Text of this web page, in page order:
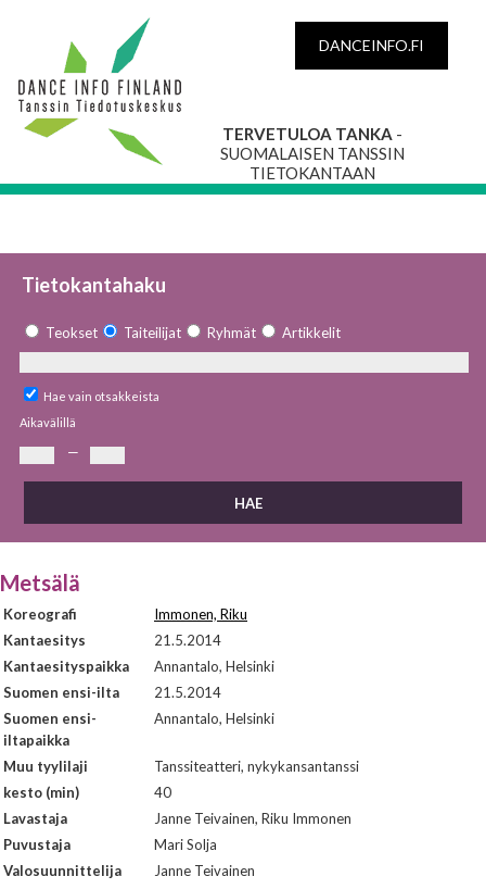
DANCEINFO.FI
TERVETULOA TANKA -
SUOMALAISEN TANSSIN
TIETOKANTAAN
Tietokantahaku
Teokset Taiteilijat Ryhmät Artikkelit
Hae vain otsakkeista
Aikavälillä
—
Metsälä
Koreografi
Immonen, Riku
Kantaesitys
21.5.2014
Kantaesityspaikka
Annantalo, Helsinki
Suomen ensi-ilta
21.5.2014
Suomen ensi-
iltapaikka
Annantalo, Helsinki
Muu tyylilaji
Tanssiteatteri, nykykansantanssi
kesto (min)
40
Lavastaja
Janne Teivainen, Riku Immonen
Puvustaja
Mari Solja
Valosuunnittelija
Janne Teivainen